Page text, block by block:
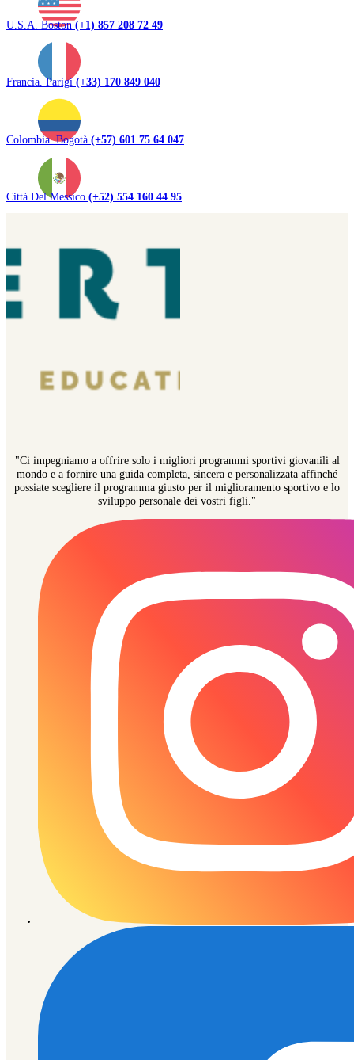
U.S.A. Boston(+1) 857 208 72 49
Francia. Parigi(+33) 170 849 040
Colombia. Bogotà (+57) 601 75 64 047
Città Del Messico (+52) 554 160 44 95
"Ci impegniamo a offrire solo i migliori programmi sportivi giovanili al
mondo e a fornire una guida completa, sincera e personalizzata affinché
possiate scegliere il programma giusto per il miglioramento sportivo e lo
sviluppo personale dei vostri figli."